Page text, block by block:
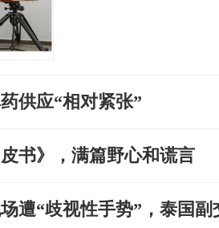
供应“相对紧张”
书》，满篇野心和谎言
遭“歧视性手势”，泰国